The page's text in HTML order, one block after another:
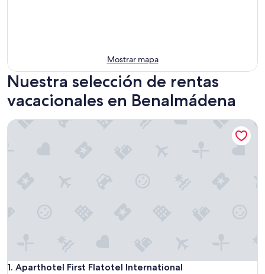
Mostrar mapa
Nuestra selección de rentas
vacacionales en Benalmádena
1. Aparthotel First Flatotel International
Aparthotel First Flatotel International
Aparthotel First Flatotel International